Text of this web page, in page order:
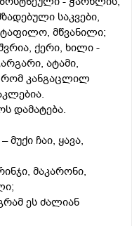
საკვები,
მწვანილი;
ქერი, ხილი -
ატამი,
რომ კანგაცლილ
დამატება.
ჩაი, ყავა,
მაკარონი,
ეს ძალიან